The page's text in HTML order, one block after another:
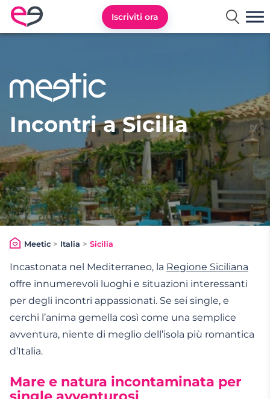
Meetic Italia
Iscriviti ora
Incontri a Sicilia
Meetic> Italia > Sicilia
Incastonata nel Mediterraneo, la Regione Siciliana
offre innumerevoli luoghi e situazioni interessanti
per degli incontri appassionati. Se sei single, e
cerchi l’anima gemella così come una semplice
avventura, niente di meglio dell’isola più romantica
d’Italia.
Mare e natura incontaminata per